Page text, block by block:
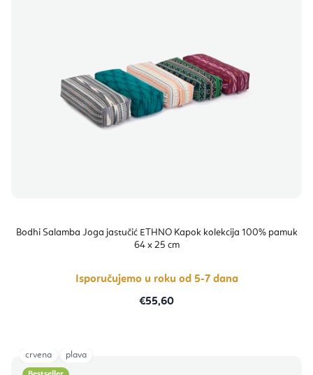
Bodhi Salamba Joga jastučić ETHNO Kapok kolekcija 100% pamuk
64 x 25 cm
Isporučujemo u roku od 5-7 dana
€55,60
crvena plava